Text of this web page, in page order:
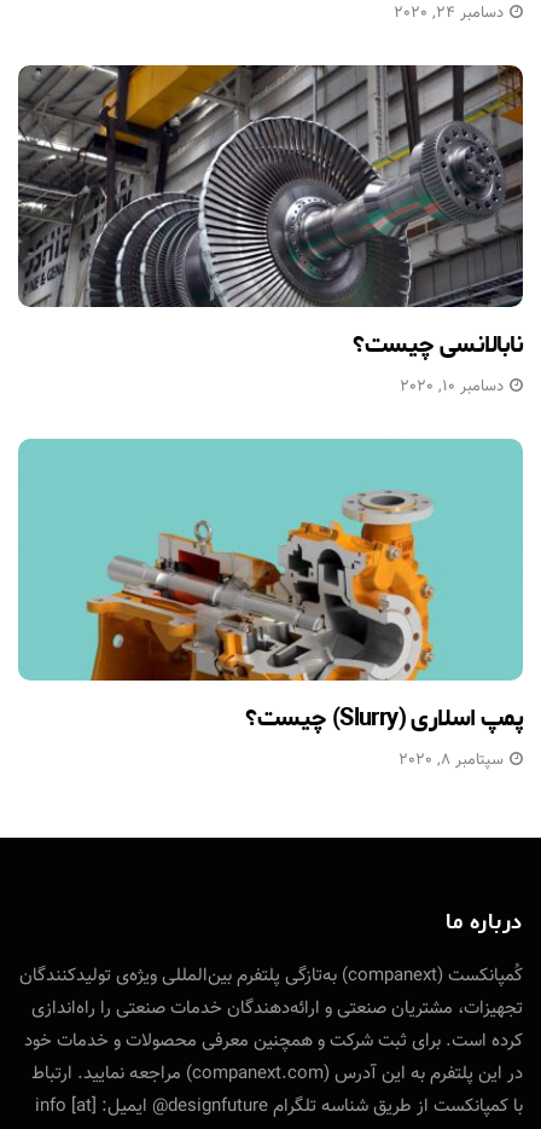
دسامبر 24, 2020
نابالانسی چیست؟
دسامبر 10, 2020
پمپ اسلاری (Slurry) چیست؟
سپتامبر 8, 2020
درباره ما
کُمپانکست (companext) به‌تازگی پلتفرم بین‌المللی ویژه‌ی تولید‌کنندگان
تجهیزات، مشتریان صنعتی و ارائه‌دهندگان خدمات صنعتی را راه‌اندازی
کرده است. برای ثبت شرکت و همچنین معرفی محصولات و خدمات خود
در این پلتفرم به این آدرس (companext.com) مراجعه نمایید. ارتباط
با کمپانکست از طریق شناسه تلگرام designfuture@ ایمیل: info [at]